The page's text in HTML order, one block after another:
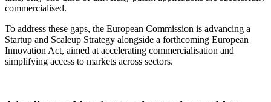
commercialised.
To address these gaps, the European Commission is advancing a
Startup and Scaleup Strategy alongside a forthcoming European
Innovation Act, aimed at accelerating commercialisation and
simplifying access to markets across sectors.